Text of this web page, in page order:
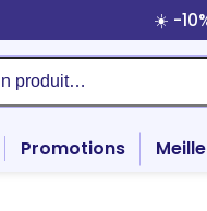
☀️ -
Promotions